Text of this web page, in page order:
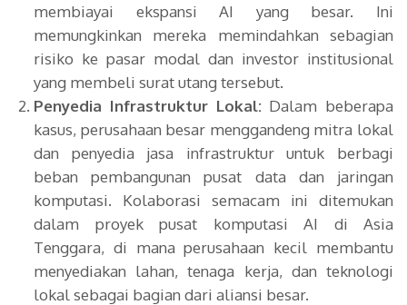
membiayai ekspansi AI yang besar. Ini
memungkinkan mereka memindahkan sebagian
risiko ke pasar modal dan investor institusional
yang membeli surat utang tersebut.
Penyedia Infrastruktur Lokal:Dalam beberapa
kasus, perusahaan besar menggandeng mitra lokal
dan penyedia jasa infrastruktur untuk berbagi
beban pembangunan pusat data dan jaringan
komputasi. Kolaborasi semacam ini ditemukan
dalam proyek pusat komputasi AI di Asia
Tenggara, di mana perusahaan kecil membantu
menyediakan lahan, tenaga kerja, dan teknologi
lokal sebagai bagian dari aliansi besar.